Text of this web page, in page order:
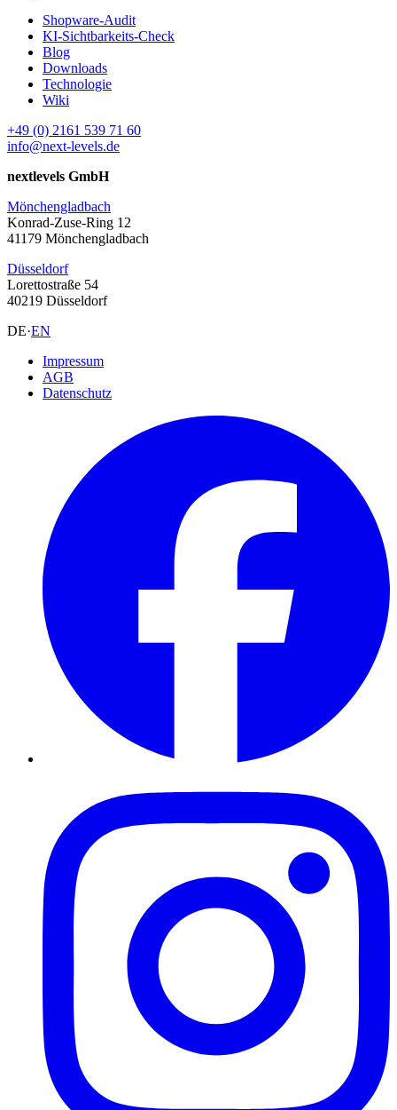
Shopware-Audit
KI-Sichtbarkeits-Check
Blog
Downloads
Technologie
Wiki
+49 (0) 2161 539 71 60
info@next-levels.de
nextlevels GmbH
Mönchengladbach
Konrad-Zuse-Ring 12
41179 Mönchengladbach
Düsseldorf
Lorettostraße 54
40219 Düsseldorf
DE·EN
Impressum
AGB
Datenschutz